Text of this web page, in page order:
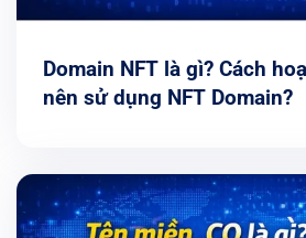
Domain NFT là gì? Cách
nên sử dụng NFT Domain?